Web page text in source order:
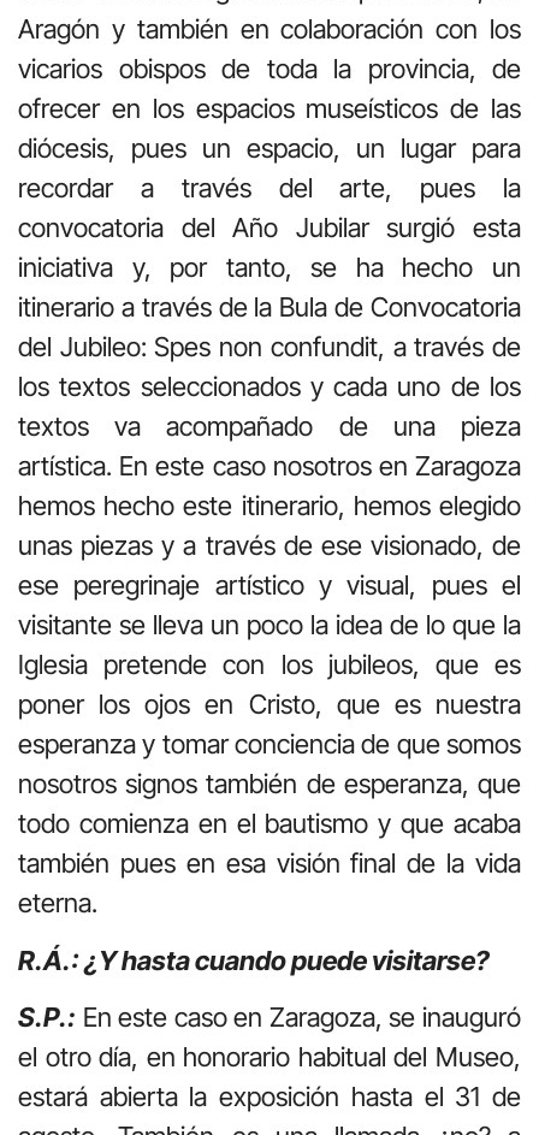
Aragón y también en colaboración con los
vicarios obispos de toda la provincia, de
ofrecer en los espacios museísticos de las
diócesis, pues un espacio, un lugar para
recordar a través del arte, pues la
convocatoria del Año Jubilar surgió esta
iniciativa y, por tanto, se ha hecho un
itinerario a través de la Bula de Convocatoria
del Jubileo: Spes non confundit, a través de
los textos seleccionados y cada uno de los
textos va acompañado de una pieza
artística. En este caso nosotros en Zaragoza
hemos hecho este itinerario, hemos elegido
unas piezas y a través de ese visionado, de
ese peregrinaje artístico y visual, pues el
visitante se lleva un poco la idea de lo que la
Iglesia pretende con los jubileos, que es
poner los ojos en Cristo, que es nuestra
esperanza y tomar conciencia de que somos
nosotros signos también de esperanza, que
todo comienza en el bautismo y que acaba
también pues en esa visión final de la vida
eterna.
R.Á.: ¿Y hasta cuando puede visitarse?
S.P.: En este caso en Zaragoza, se inauguró
el otro día, en honorario habitual del Museo,
estará abierta la exposición hasta el 31 de